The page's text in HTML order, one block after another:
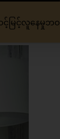
မြင့်လူနေမှုဘဝ